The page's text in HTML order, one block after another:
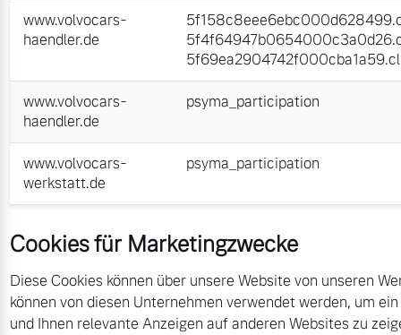
www.volvocars-
haendler.de
www.volvocars-
haendler.de
psyma_participation
www.volvocars-
werkstatt.de
psyma_participation
Cookies für Marketingzwecke
Diese Cookies können über unsere Website von unseren
können von diesen Unternehmen verwendet werden, um
und Ihnen relevante Anzeigen auf anderen Websites zu